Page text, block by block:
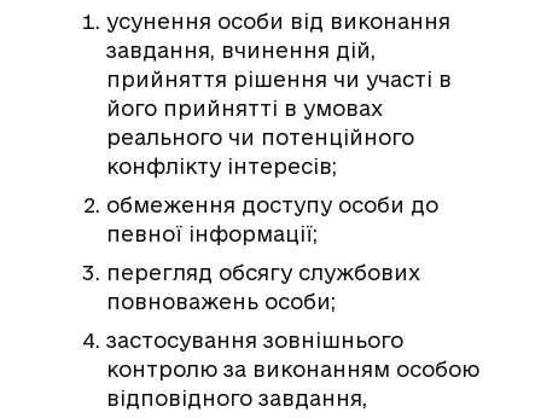
усунення особи від виконання
завдання, вчинення дій,
прийняття рішення чи участі в
його прийнятті в умовах
реального чи потенційного
конфлікту інтересів;
обмеження доступу особи до
певної інформації;
перегляд обсягу службових
повноважень особи;
застосування зовнішнього
контролю за виконанням особою
відповідного завдання,